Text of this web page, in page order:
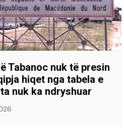
Tabanoc nuk të presin
hiqet nga tabela e
nuk ka ndryshuar